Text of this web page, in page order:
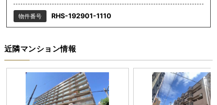
物件番号 RHS-192901-1110
近隣マンション情報